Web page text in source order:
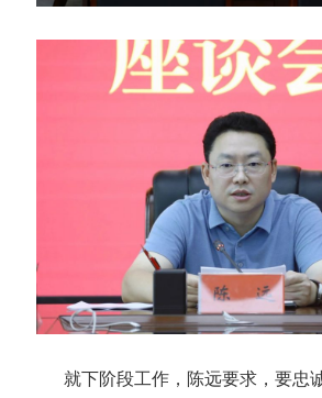
就下阶段工作，陈远要求，要忠